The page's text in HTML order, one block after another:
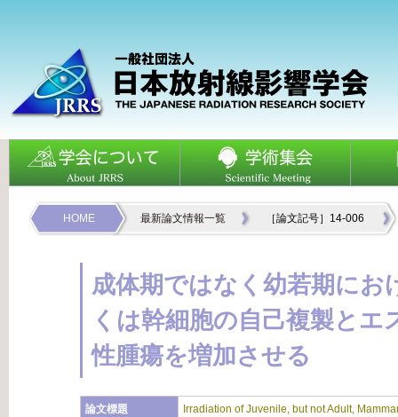
HOME 最新論文情報一覧 ［論文記号］14-006
成体期ではなく幼若期にお
くは幹細胞の自己複製とエ
性腫瘍を増加させる
論文標題
Irradiation of Juvenile, but not Adult,